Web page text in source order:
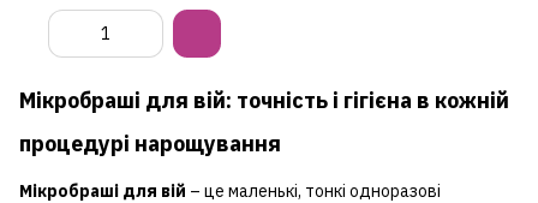
Мікробраші для вій: точність і гігієна в кожній
процедурі нарощування
Мікробраші для вій – це маленькі, тонкі одноразові